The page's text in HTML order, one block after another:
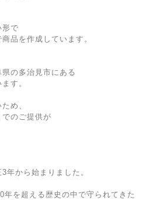
形で
品を作成しています。
の多治見市にある
す。
め、
でのご提供が
年から始まりました。
年を超える歴史の中で守られてきた